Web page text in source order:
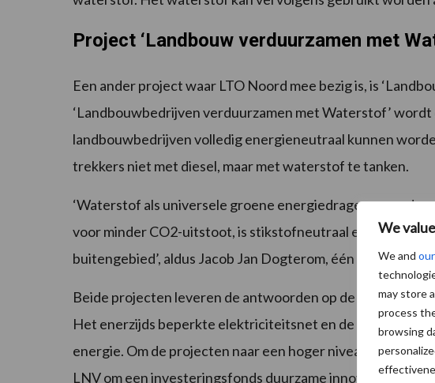
We
We and
may store
process
browsing
Project ‘Landbouw verduurzamen met
Een ander project waar LTO Noord mee bezig is, is
‘Landbouwbedrijven verduurzamen met Waterstof’
landbouwbedrijven volledig energieneutraal kunnen
trekkers niet met diesel, maar met waterstof te tanken.
‘Waterstof als universele groene energiedrager
voor minder CO2-uitstoot, is stikstofneutraal en lost het
buitengebied’, aldus Jacob Jan Dogterom, één van de
Beide projecten leveren de antwoorden op de grote
Het enerzijds beperkte elektriciteitsnet en de anderzijds
energie. Om de projecten naar een hoger niveau te tillen
LNV om een investeringsfonds duurzame innovaties te